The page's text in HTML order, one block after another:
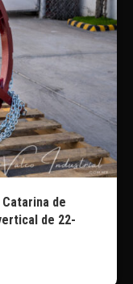
de
de 22-